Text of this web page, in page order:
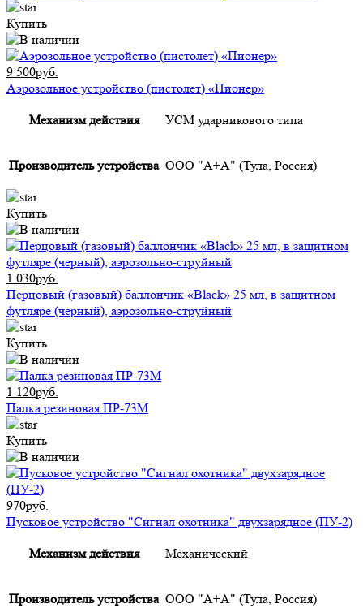
Купить
9 500руб.
Аэрозольное устройство (пистолет) «Пионер»
Механизм действия УСМ ударникового типа
Производитель устройства ООО "А+А" (Тула, Россия)
Купить
1 030руб.
Перцовый (газовый) баллончик «Black» 25 мл, в защитном
футляре (черный), аэрозольно-струйный
Купить
1 120руб.
Палка резиновая ПР-73М
Купить
970руб.
Пусковое устройство "Сигнал охотника" двухзарядное (ПУ-2)
Механизм действия Механический
Производитель устройства ООО "А+А" (Тула, Россия)